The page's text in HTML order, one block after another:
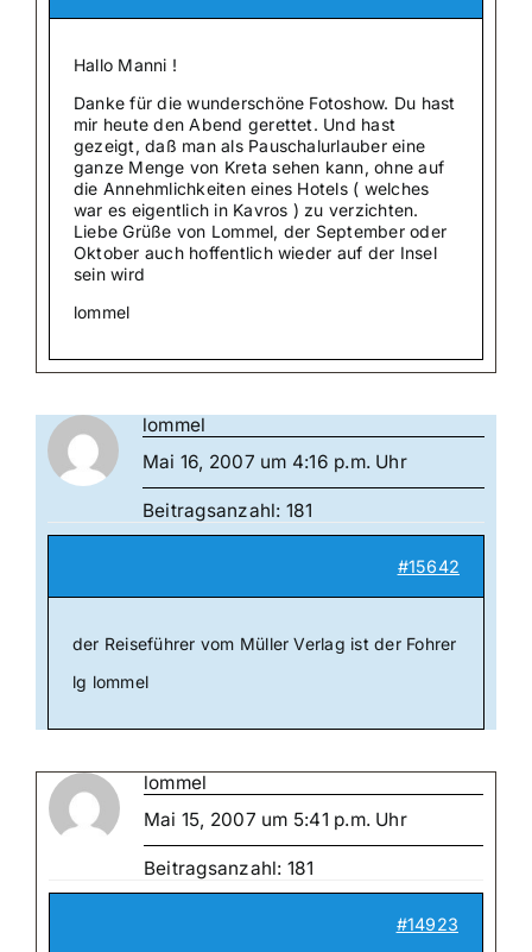
Hallo Manni !
Danke für die wunderschöne Fotoshow. Du hast
mir heute den Abend gerettet. Und hast
gezeigt, daß man als Pauschalurlauber eine
ganze Menge von Kreta sehen kann, ohne auf
die Annehmlichkeiten eines Hotels ( welches
war es eigentlich in Kavros ) zu verzichten.
Liebe Grüße von Lommel, der September oder
Oktober auch hoffentlich wieder auf der Insel
sein wird
lommel
lommel
Mai 16, 2007 um 4:16 p.m. Uhr
Beitragsanzahl: 181
#15642
der Reiseführer vom Müller Verlag ist der Fohrer
lg lommel
lommel
Mai 15, 2007 um 5:41 p.m. Uhr
Beitragsanzahl: 181
#14923